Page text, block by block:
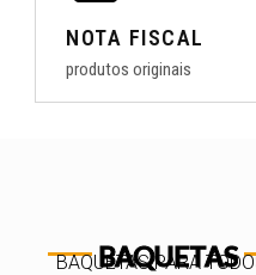
NOTA FISCAL
produtos originais
BAQUETAS
BAQUETAS PARA